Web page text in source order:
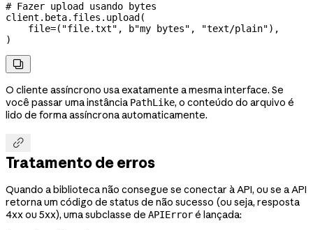
# Fazer upload usando bytes
client.beta.files.upload(
    file
=( "file.txt" , b"my bytes" , "text/plain"),
)

O cliente assíncrono usa exatamente a mesma interface. Se
você passar uma instância PathLike, o conteúdo do arquivo é
lido de forma assíncrona automaticamente.

Tratamento de erros
Quando a biblioteca não consegue se conectar à API, ou se a API
retorna um código de status de não sucesso (ou seja, resposta
4xx ou 5xx), uma subclasse de APIErroré lançada: